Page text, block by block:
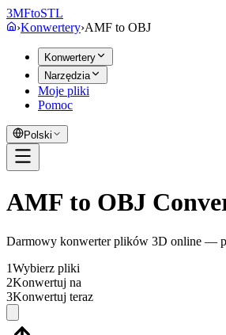
3MFtoSTL
›Konwertery›AMF to OBJ
Konwertery
Narzędzia
Moje pliki
Pomoc
Polski
AMF to OBJ
Darmowy konwerter plików 3D online —
1Wybierz pliki
2Konwertuj na
3Konwertuj teraz